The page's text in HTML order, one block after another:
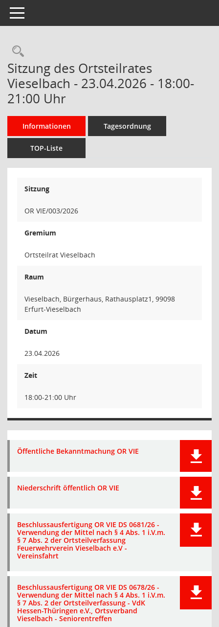
Toggle navigation
Rechercheauswahl
Sitzung des Ortsteilrates
Vieselbach - 23.04.2026 - 18:00-
21:00 Uhr
Informationen Tagesordnung
TOP-Liste
Sitzung
OR VIE/003/2026
Gremium
Ortsteilrat Vieselbach
Raum
Vieselbach, Bürgerhaus, Rathausplatz1, 99098
Erfurt-Vieselbach
Datum
23.04.2026
Zeit
18:00-21:00 Uhr
Öffentliche Bekanntmachung OR VIE
Niederschrift öffentlich OR VIE
Beschlussausfertigung OR VIE DS 0681/26 -
Verwendung der Mittel nach § 4 Abs. 1 i.V.m.
§ 7 Abs. 2 der Ortsteilverfassung
Feuerwehrverein Vieselbach e.V -
Vereinsfahrt
Beschlussausfertigung OR VIE DS 0678/26 -
Verwendung der Mittel nach § 4 Abs. 1 i.V.m.
§ 7 Abs. 2 der Ortsteilverfassung - VdK
Hessen-Thüringen e.V., Ortsverband
Vieselbach - Seniorentreffen